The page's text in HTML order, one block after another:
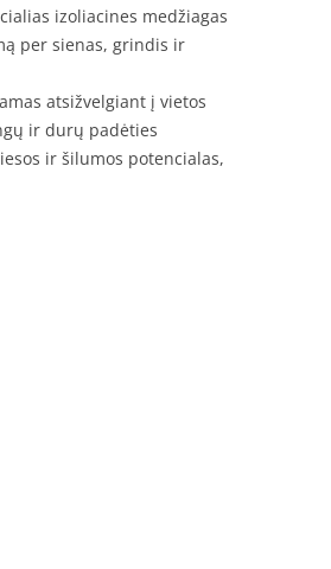
izoliacines medžiagas
per sienas, grindis ir
atsižvelgiant į vietos
ir durų padėties
ir šilumos potencialas,